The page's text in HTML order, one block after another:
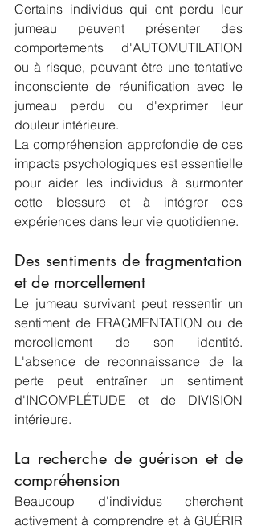
Certains individus qui ont perdu leur
jumeau peuvent présenter des
comportements d'AUTOMUTILATION
ou à risque, pouvant être une tentative
inconsciente de réunification avec le
jumeau perdu ou d'exprimer leur
douleur intérieure.
La compréhension approfondie de ces
impacts psychologiques est essentielle
pour aider les individus à surmonter
cette blessure et à intégrer ces
expériences dans leur vie quotidienne.
Des sentiments de fragmentation
et de morcellement
Le jumeau survivant peut ressentir un
sentiment de FRAGMENTATION ou de
morcellement de son identité.
L'absence de reconnaissance de la
perte peut entraîner un sentiment
d'INCOMPLÉTUDE et de DIVISION
intérieure.
La recherche de guérison et de
compréhension
Beaucoup d'individus cherchent
activement à comprendre et à GUÉRIR